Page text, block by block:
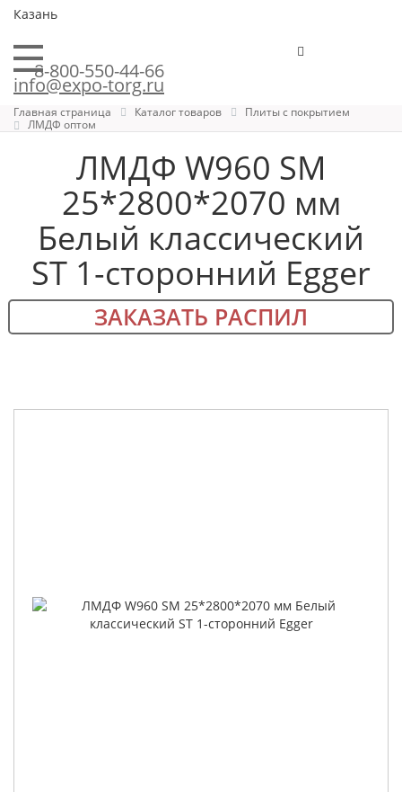
Казань
8-800-550-44-66
info@expo-torg.ru
Главная страница Каталог товаров
Плиты с покрытием
ЛМДФ оптом
ЛМДФ W960 SM
25*2800*2070 мм
Белый классический
ST 1-сторонний Egger
ЗАКАЗАТЬ РАСПИЛ